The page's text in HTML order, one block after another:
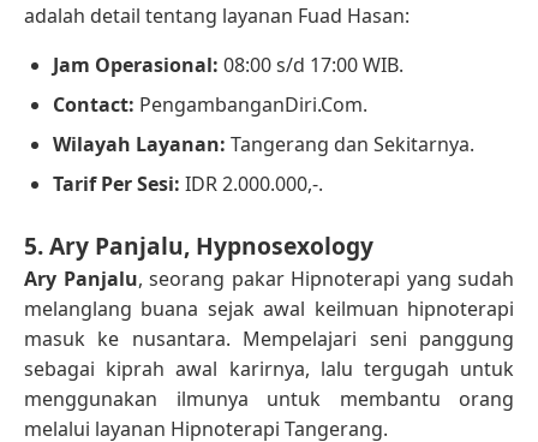
adalah detail tentang layanan Fuad Hasan:
Jam Operasional: 08:00 s/d 17:00 WIB.
Contact: PengambanganDiri.Com.
Wilayah Layanan: Tangerang dan Sekitarnya.
Tarif Per Sesi: IDR 2.000.000,-.
5. Ary Panjalu, Hypnosexology
Ary Panjalu, seorang pakar Hipnoterapi yang sudah
melanglang buana sejak awal keilmuan hipnoterapi
masuk ke nusantara. Mempelajari seni panggung
sebagai kiprah awal karirnya, lalu tergugah untuk
menggunakan ilmunya untuk membantu orang
melalui layanan Hipnoterapi Tangerang.